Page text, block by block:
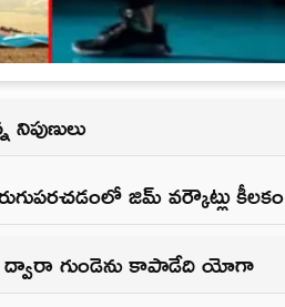
జిమ్ వర్కౌట్లు కీల‌కం
ద్వారా గుండెను కాపాడేది యోగా